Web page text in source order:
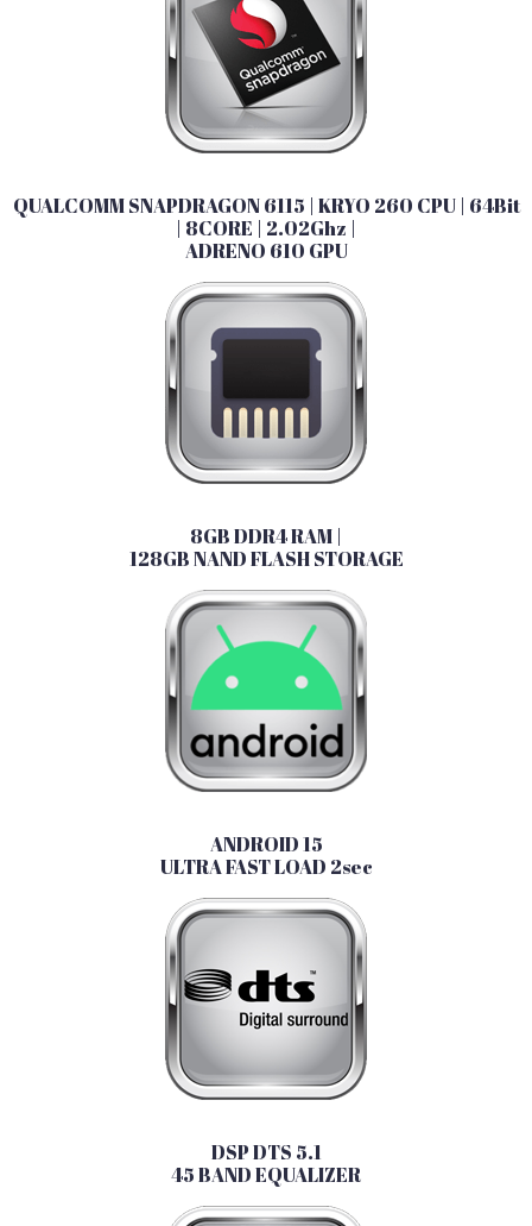
QUALCOMM SNAPDRAGON 6115 | KRYO 260 CPU | 64Bit
| 8CORE | 2.02Ghz |
ADRENO 610 GPU
8GB DDR4 RAM |
128GB NAND FLASH STORAGE
ANDROID 15
ULTRA FAST LOAD 2sec
DSP DTS 5.1
45 BAND EQUALIZER